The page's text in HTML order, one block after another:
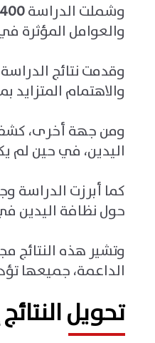
وشملت الدراسة400
والعوامل المؤثرة
وقدمت نتائج
والاهتمام المتزايد
ومن جهة أخرى،
اليدين، في حين لم
كما أبرزت الدراسة
حول نظافة اليدين في
وتشير هذه النتائج
الداعمة، جميعها
تحويل